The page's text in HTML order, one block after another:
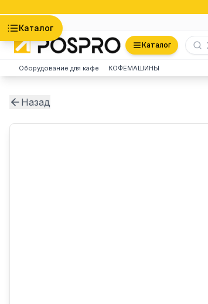
Каталог
Каталог
Оборудование для кафе КОФЕМАШИНЫ
Назад